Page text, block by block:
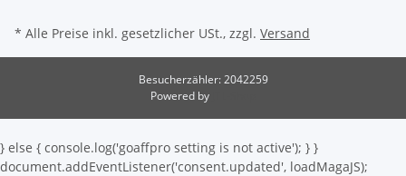
* Alle Preise inkl. gesetzlicher USt., zzgl. Versand
Besucherzähler: 2042259
Powered by
} else { console.log('goaffpro setting is not active'); } }
document.addEventListener('consent.updated', loadMagaJS);